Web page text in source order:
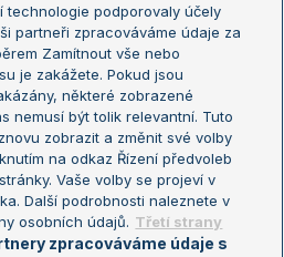
Wimbledon
US Open
Turnaj mistrů
Turnaj mistryň
technologie podporovaly účely
partneři zpracováváme údaje za
Zamítnout vše nebo
je zakážete. Pokud jsou
některé zobrazené
nemusí být tolik relevantní. Tuto
zobrazit a změnit své volby
na odkaz Řízení předvoleb
Vaše volby se projeví v
Další podrobnosti naleznete v
osobních údajů. Třetí strany
zpracováváme údaje s